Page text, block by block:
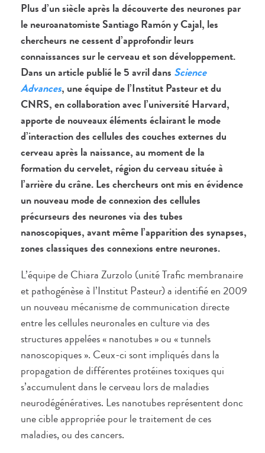
Plus d’un siècle après la découverte des neurones par
le neuroanatomiste Santiago Ramón y Cajal, les
chercheurs ne cessent d’approfondir leurs
connaissances sur le cerveau et son développement.
Dans un article publié le 5 avril dans Science
Advances, une équipe de l’Institut Pasteur et du
CNRS, en collaboration avec l’université Harvard,
apporte de nouveaux éléments éclairant le mode
d’interaction des cellules des couches externes du
cerveau après la naissance, au moment de la
formation du cervelet, région du cerveau située à
l’arrière du crâne. Les chercheurs ont mis en évidence
un nouveau mode de connexion des cellules
précurseurs des neurones via des tubes
nanoscopiques, avant même l’apparition des synapses,
zones classiques des connexions entre neurones.
L’équipe de Chiara Zurzolo (unité Trafic membranaire
et pathogénèse à l’Institut Pasteur) a identifié en 2009
un nouveau mécanisme de communication directe
entre les cellules neuronales en culture via des
structures appelées « nanotubes » ou « tunnels
nanoscopiques ». Ceux-ci sont impliqués dans la
propagation de différentes protéines toxiques qui
s’accumulent dans le cerveau lors de maladies
neurodégénératives. Les nanotubes représentent donc
une cible appropriée pour le traitement de ces
maladies, ou des cancers.